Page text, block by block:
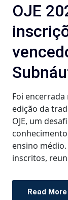
OJE
Foi encerrada
edição da
OJE, um
ensino
inscritos,
Read More